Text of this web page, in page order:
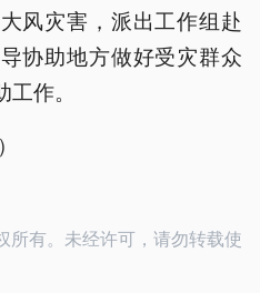
风灾害，派出工作组赴
协助地方做好受灾群众
作。
有。未经许可，请勿转载使